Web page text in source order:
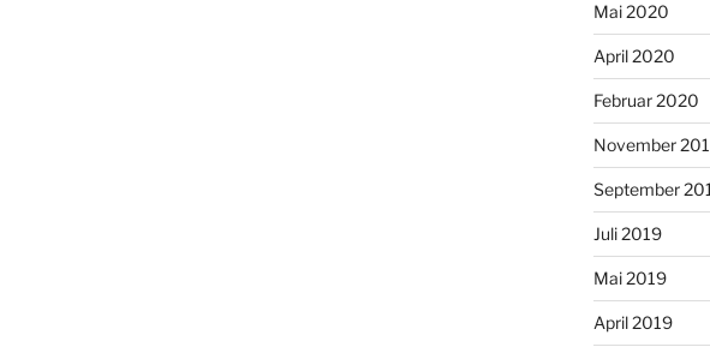
Mai 2020
April 2020
Februar 2020
November
September
Juli 2019
Mai 2019
April 2019